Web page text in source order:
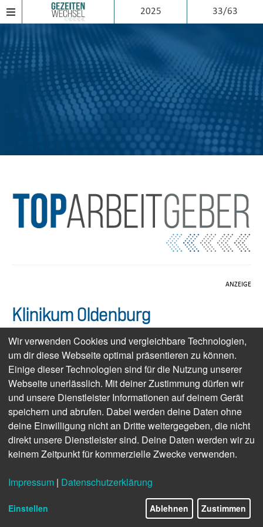
2025 33/63
ANZEIGE
Klinikum Oldenburg
Das Klinikum Oldenburg ist mit 844 Betten ein
Maximalversorger für die Weser-Ems-Region und Teil der
Universitätsmedizin in Oldenburg. Unter einem Dach befinden
sich 26 verschiedene Kliniken und Institute, die je nach
Krankheitsbild gemeinsam in Zentren zusammenarbeiten.
Mehr als 3.500 Mitarbeitende mit 56 Nationalitäten versorgen
jährlich fast 150.000 Patient*innen - vom Frühgeborenen bis
zum Hochbetagten - in Sprechstunden, ambulanten
Behandlungen und stationären Eingriffen. Aber auch als
hat das Klinikum eine bedeutende Rolle in der Region.
Gesundheitsversorgung
Wir verwenden Cookies und vergleichbare Technologien,
um dir diese Webseite optimal präsentieren zu können.
Einige dieser Technologien sind für die Nutzung unserer
Webseite unerlässlich. Mit deiner Zustimmung dürfen wir
und unsere Dienstleister Informationen auf deinem Gerät
speichern und abrufen. Dabei werden deine Daten ohne
deine Einwilligung nicht an Dritte weitergegeben, die nicht
direkt unsere Dienstleister sind. Deine Daten werden wir zu
keinem Zeitpunkt für kommerzielle Zwecke verwenden.
Impressum | Datenschutzerklärung
Einstellen Ablehnen Zustimmen